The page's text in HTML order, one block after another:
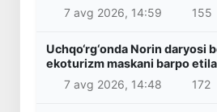
7 avg 2026, 14:59
155
Uchqo‘rg‘onda Norin daryosi
ekoturizm maskani barpo
7 avg 2026, 14:48
172